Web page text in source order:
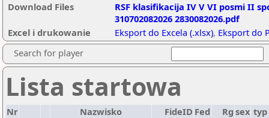
Download Files
RSF klasifikacija IV V VI posmi II
310702082026 2830082026.pdf
Excel i drukowanie
Eksport do Excela (.xlsx), Eksport do
Search for player
Lista startowa
Nr Nazwisko FideID Fed Rg sex typ